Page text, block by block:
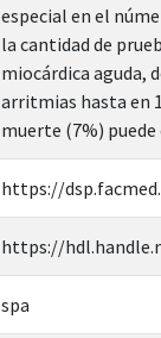
especial en el
la cantidad de
miocárdica aguda,
arritmias hasta en
muerte (7%)
https://
https://
spa